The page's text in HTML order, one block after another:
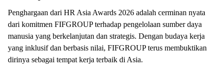
Penghargaan dari HR Asia Awards 2026 adalah cerminan nyata
dari komitmen FIFGROUP terhadap pengelolaan sumber daya
manusia yang berkelanjutan dan strategis. Dengan budaya kerja
yang inklusif dan berbasis nilai, FIFGROUP terus membuktikan
dirinya sebagai tempat kerja terbaik di Asia.